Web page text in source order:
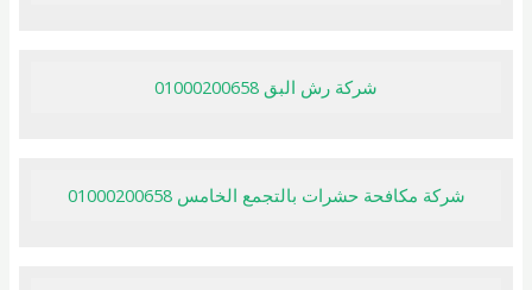
شركة رش البق 01000200658
شركة مكافحة حشرات بالتجمع الخامس 01000200658